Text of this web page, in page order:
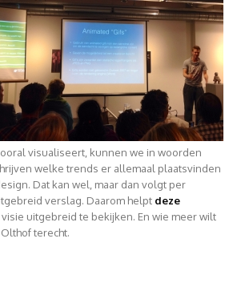
visualiseert, kunnen we in woorden
welke trends er allemaal plaatsvinden
Dat kan wel, maar dan volgt per
verslag. Daarom helpt deze
visie uitgebreid te bekijken. En wie meer wilt
terecht.